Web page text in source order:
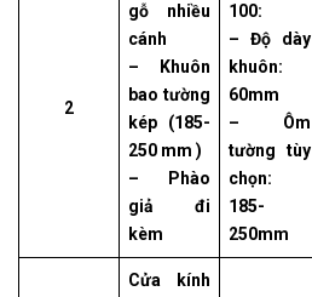
2
gỗ nhiều
cánh
– Khuôn
bao tường
kép (185-
250 mm )
– Phào
giả đi
kèm
100:
– Độ dày
khuôn:
60mm
– Ôm
tường tùy
chọn:
185-
250mm
Cửa kính